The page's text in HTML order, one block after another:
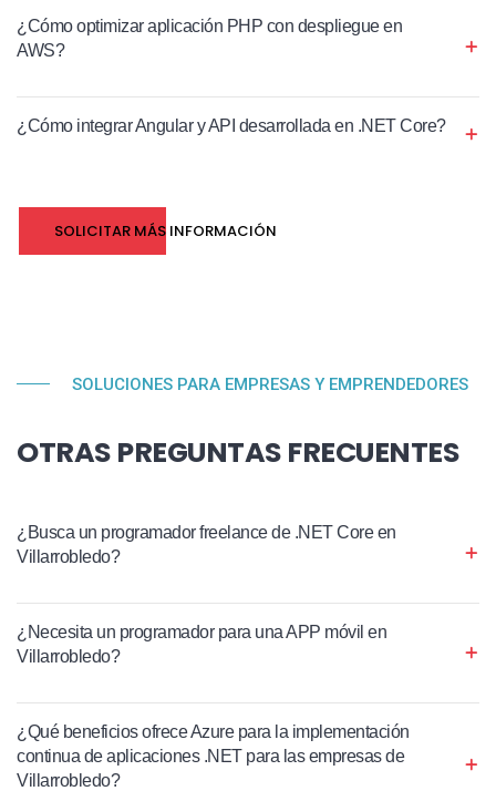
¿Cómo optimizar aplicación PHP con despliegue en
AWS?
¿Cómo integrar Angular y API desarrollada en .NET Core?
SOLICITAR MÁS INFORMACIÓN
SOLUCIONES PARA EMPRESAS Y EMPRENDEDORES
OTRAS PREGUNTAS FRECUENTES
¿Busca un programador freelance de .NET Core en
Villarrobledo?
¿Necesita un programador para una APP móvil en
Villarrobledo?
¿Qué beneficios ofrece Azure para la implementación
continua de aplicaciones .NET para las empresas de
Villarrobledo?